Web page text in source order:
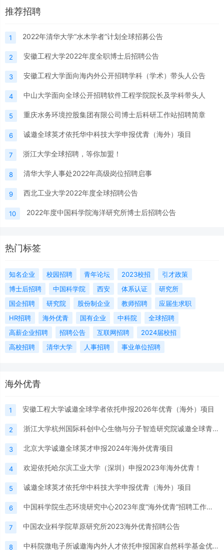
推荐招聘
1 2022年清华大学“水木学者”计划全球招募公告
2 安徽工程大学2022年度全职博士后招聘公告
3 安徽工程大学面向海内外公开招聘学科（学术）带头人公告
4 中山大学面向全球公开招聘软件工程学院院长及学科带头人
5 重庆水务环境控股集团有限公司博士后科研工作站招聘简章
6 诚邀全球英才依托华中科技大学申报优青（海外）项目
7 浙江大学全球招聘，等你加盟！
8 清华大学人事处2022年高级岗位招聘启事
9 西北工业大学2022年度全球招聘公告
10 2022年度中国科学院海洋研究所博士后招聘公告
热门标签
知名企业 校园招聘 青年论坛 2023校招
引才政策
博士后招聘
中国科学院 西安 体系认证
研究所
国企招聘
研究院 股份制企业 教师招聘
应届生求职
HR招聘
海外优青 国有企业 中科院
全球招聘
高薪企业招聘
招聘公告 互联网招聘
2024届校招
高校招聘
清华大学 人事招聘 事业单位招聘
海外优青
1 安徽工程大学诚邀全球学者依托申报2026年优青（海外）项目
2 浙江大学杭州国际科创中心生物与分子智造研究院诚邀全球青年人才共筑未来
3 北京大学诚邀全球英才申报2024年海外优青项目
4 欢迎依托哈尔滨工业大学（深圳）申报2023年海外优青！
5 诚邀全球英才依托华中科技大学申报优青（海外）项目
6 中国科学院生态环境研究中心2023年度“海外优青”招聘工作人员公告
7 中国农业科学院草原研究所2023海外优青招聘公告
8 中科院微电子所诚邀海内外人才依托申报国家自然科学基金优秀青年科学基金项目（海外）项目